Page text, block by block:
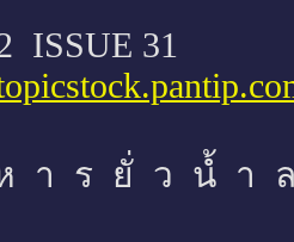
ISSUE 31
า ร ยั่ ว นํ้ า ล